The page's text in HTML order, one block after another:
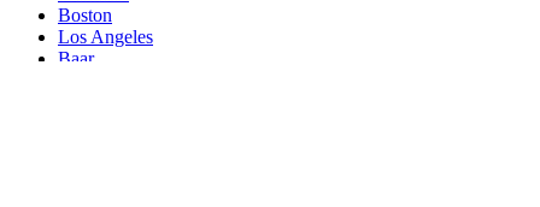
Boston
Los Angeles
Baar